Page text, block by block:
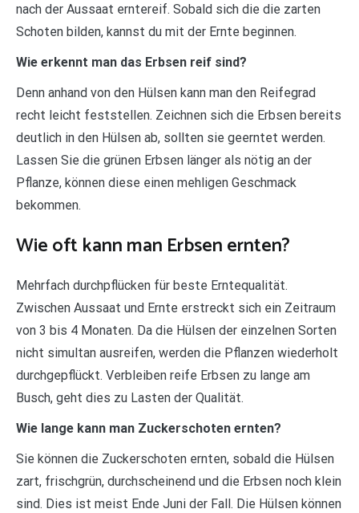
nach der Aussaat erntereif. Sobald sich die die zarten
Schoten bilden, kannst du mit der Ernte beginnen.
Wie erkennt man das Erbsen reif sind?
Denn anhand von den Hülsen kann man den Reifegrad
recht leicht feststellen. Zeichnen sich die Erbsen bereits
deutlich in den Hülsen ab, sollten sie geerntet werden.
Lassen Sie die grünen Erbsen länger als nötig an der
Pflanze, können diese einen mehligen Geschmack
bekommen.
Wie oft kann man Erbsen ernten?
Mehrfach durchpflücken für beste Erntequalität.
Zwischen Aussaat und Ernte erstreckt sich ein Zeitraum
von 3 bis 4 Monaten. Da die Hülsen der einzelnen Sorten
nicht simultan ausreifen, werden die Pflanzen wiederholt
durchgepflückt. Verbleiben reife Erbsen zu lange am
Busch, geht dies zu Lasten der Qualität.
Wie lange kann man Zuckerschoten ernten?
Sie können die Zuckerschoten ernten, sobald die Hülsen
zart, frischgrün, durchscheinend und die Erbsen noch klein
sind. Dies ist meist Ende Juni der Fall. Die Hülsen können